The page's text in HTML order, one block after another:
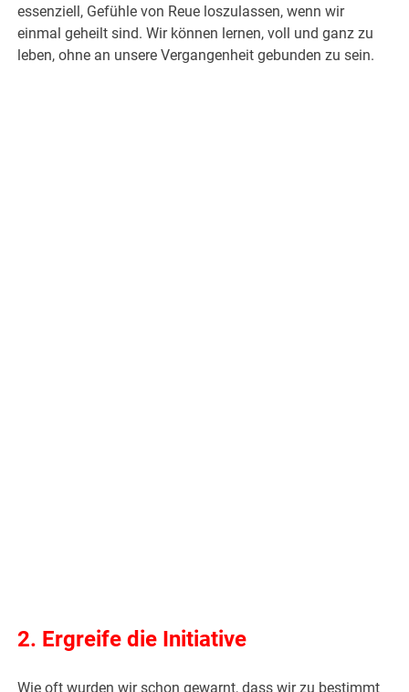
essenziell, Gefühle von Reue loszulassen, wenn wir
einmal geheilt sind. Wir können lernen, voll und ganz zu
leben, ohne an unsere Vergangenheit gebunden zu sein.
2. Ergreife die Initiative
Wie oft wurden wir schon gewarnt, dass wir zu bestimmt